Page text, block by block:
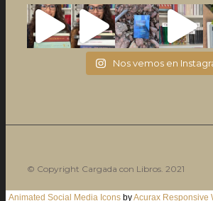
Nos vemos en
© Copyright Cargada con Libros. 2021
Animated Social Media IconsbyAcurax Responsive